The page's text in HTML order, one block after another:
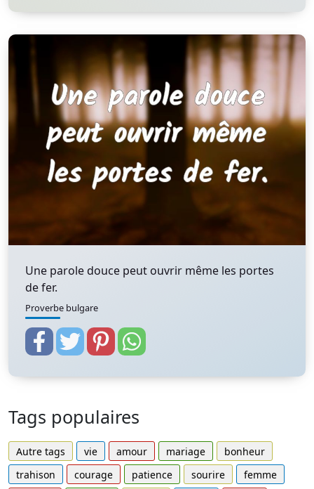
Une parole douce peut ouvrir même les portes
de fer.
Proverbe bulgare
Tags populaires
Autre tags vie amour mariage
bonheur
trahison
courage patience sourire
femme